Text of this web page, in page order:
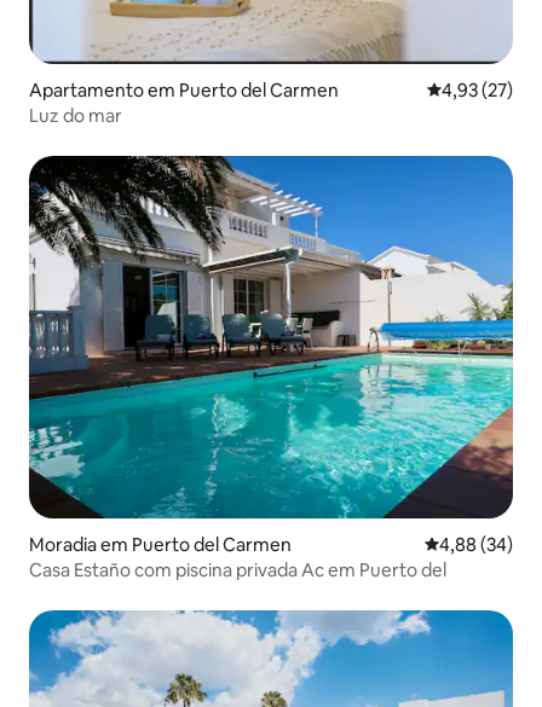
Apartamento em Puerto del Carmen Classificação
4,93 (27)
Luz do mar
Moradia em Puerto del Carmen Classificação
4,88 (34)
Casa Estaño com piscina privada Ac em Puerto del